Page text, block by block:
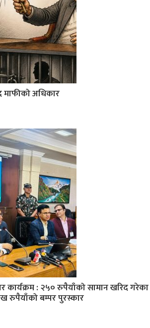
माफीको अधिकार
कार्यक्रम : २५० रुपैयाँको सामान खरिद गरेका
रुपैयाँको बम्पर पुरस्कार